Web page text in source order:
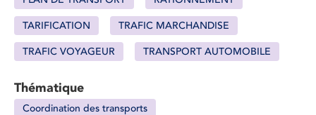
TARIFICATION TRAFIC MARCHANDISE
TRAFIC VOYAGEUR TRANSPORT AUTOMOBILE
Thématique
Coordination des transports